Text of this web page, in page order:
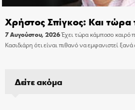
Χρήστος Σπίγκος: Και τώρα
7 Αυγούστου, 2026Έχει τώρα κάμποσο καιρό
Κασιδιάρη ότι είναι πιθανό να εμφανιστεί
Δείτε ακόμα